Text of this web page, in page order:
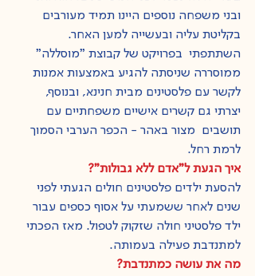
ובני משפחה נוספים היינו תמיד מעורבים
בקליטת עליה ובעשייה למען האחר.
השתתפתי  בפרויקט של קבוצת "מוסללה"
ממוסררה שניסתה להגיע באמצעות אמנות
לקשר עם פלסטינים מבית חנינא, ובנוסף,
יצרתי גם קשרים אישיים משפחתיים עם
תושבים  מצור באהר - הכפר הערבי הסמוך
לרמת רחל.
איך הגעת ל"אדם ללא גבולות"?
להסעת ילדים פלסטינים חולים הגעתי לפני
שנים לאחר ששמעתי על אסוף כספים עבור
ילד פלסטיני חולה שזקוק לטפול. מאז הפכתי
למתנדבת פעילה בעמותה.
מה את עושה כמתנדבת?